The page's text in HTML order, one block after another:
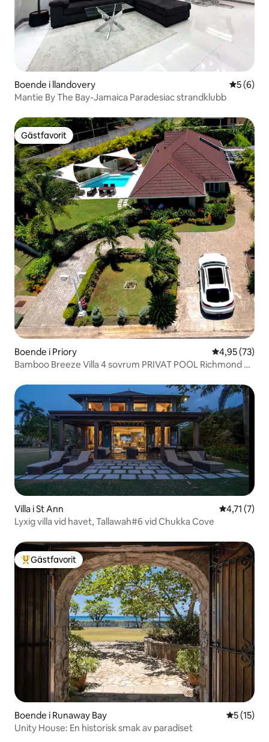
Boende i llandovery 5 av 5 i
5 (6)
Mantie By The Bay-Jamaica Paradesiac strandklubb
Gästfavorit
Gästfavorit
Boende i Priory 4,95 av 5 i
4,95 (73)
Bamboo Breeze Villa 4 sovrum PRIVAT POOL Richmond St
Villa i St Ann 4,71 av 5 i
4,71 (7)
Lyxig villa vid havet, Tallawah#6 vid Chukka Cove
Populär gästfavorit
Gästfavorit
Boende i Runaway Bay 5 av 5 i
5 (15)
Unity House: En historisk smak av paradiset